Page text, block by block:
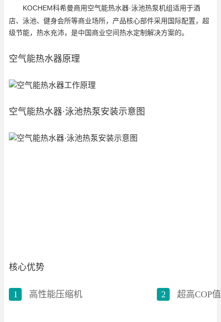
KOCHEM科希曼商用空气能热水器·泳池热泵机组适用于酒
店、泳池、健身会所等商业场所，产品核心部件采用国际配置，超
级节能，热水充沛，是中国商业空间热水定制解决方案的。
空气能热水器原理
空气能热水器·泳池热泵安装示意图
核心优势
1 高性能压缩机 2 超高COP值